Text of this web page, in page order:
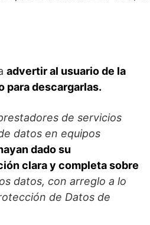
advertir al usuario de la
para descargarlas.
de servicios
datos en equipos
dado su
clara y completa sobre
datos, con arreglo a lo
de Datos de